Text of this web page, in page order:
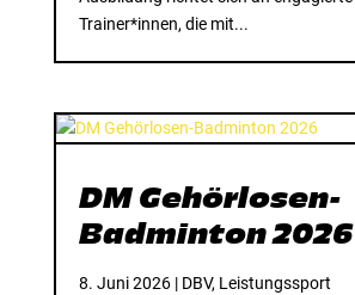
Trainer*innen, die mit...
DM Gehörlosen-
Badminton 2026
8. Juni 2026| DBV, Leistungssport